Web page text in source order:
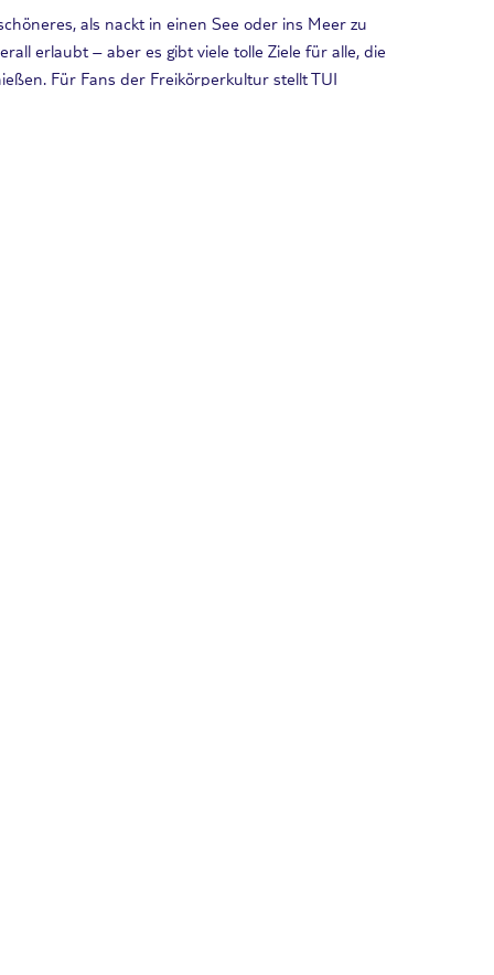
als nackt in einen See oder ins Meer zu
erlaubt – aber es gibt viele tolle Ziele für alle, die
Für Fans der Freikörperkultur stellt TUI